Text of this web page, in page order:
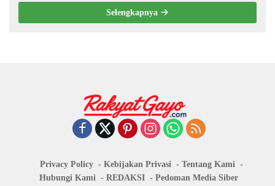
Selengkapnya
Privacy Policy Kebijakan Privasi
Tentang Kami
Hubungi Kami
REDAKSI Pedoman Media Siber